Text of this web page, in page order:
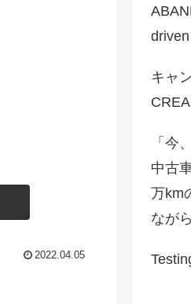
2022.04.05
キャ
「今
中古
万km
なが